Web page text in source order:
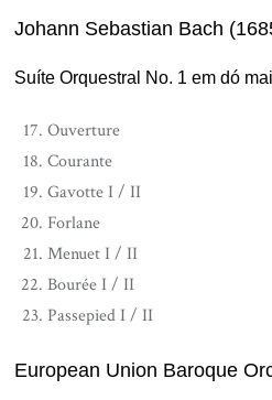
Johann Sebastian Bach
Suíte Orquestral No. 1 em dó
Ouverture
Courante
Gavotte I / II
Forlane
Menuet I / II
Bourée I / II
Passepied I / II
European Union Baroque